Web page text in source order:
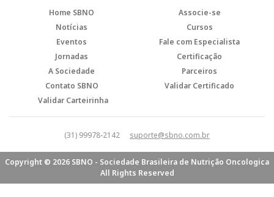
Home SBNO
Associe-se
Notícias
Cursos
Eventos
Fale com Especialista
Jornadas
Certificação
A Sociedade
Parceiros
Contato SBNO
Validar Certificado
Validar Carteirinha
(31) 99978-2142 suporte@sbno.com.br
Copyright © 2026 SBNO - Sociedade Brasileira de Nutrição Oncologica
All Rights Reserved